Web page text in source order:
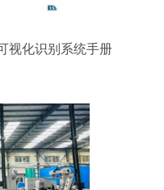
视化识别系统手册